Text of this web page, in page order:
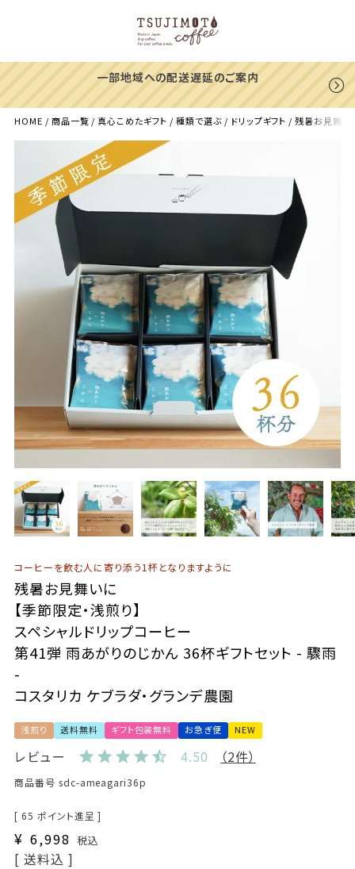
一部地域への配送遅延のご案内
HOME 商品一覧 真心こめたギフト 種類で選ぶ ドリップギフト 残暑お見舞い
コーヒーを飲む人に寄り添う1杯となりますように
残暑お見舞いに
【季節限定・浅煎り】
スペシャルドリップコーヒー
第41弾 雨あがりのじかん 36杯ギフトセット - 驟雨
-
コスタリカ ケブラダ・グランデ農園
浅煎り 送料無料 ギフト包装無料 お急ぎ便 NEW
レビュー 4.50 （2件）
商品番号 sdc-ameagari36p
[ 65 ポイント進呈 ]
¥ 6,998 税込
送料込